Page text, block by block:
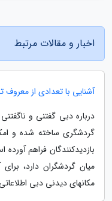
اخبار و مقالات مرتبط
آشنایی با تعدادی از
درباره دبی گفتنی و
گردشگری ساخته شده و
بازدیدکنندگان فراهم
میان گردشگران دارد،
مکانهای دیدنی دبی